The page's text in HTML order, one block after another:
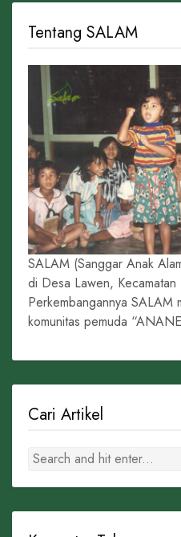
Tentang SALAM
SALAM (Sanggar Anak
di Desa Lawen,
Perkembangannya SALAM
komunitas pemuda
Cari Artikel